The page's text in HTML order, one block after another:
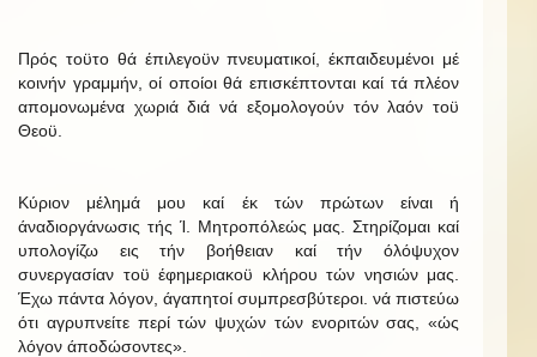
Πρός τοϋτο θά έπιλεγοϋν πνευματικοί, έκπαιδευμένοι μέ
κοινήν γραμμήν, οί οποίοι θά επισκέπτονται καί τά πλέον
απομονωμένα χωριά διά νά εξομολογούν τόν λαόν τοϋ
Θεοϋ.
Κύριον μέλημά μου καί έκ τών πρώτων είναι ή
άναδιοργάνωσις τής Ί. Μητροπόλεώς μας. Στηρίζομαι καί
υπολογίζω εις τήν βοήθειαν καί τήν όλόψυχον
συνεργασίαν τοϋ έφημεριακοϋ κλήρου τών νησιών μας.
Έχω πάντα λόγον, άγαπητοί συμπρεσβύτεροι. νά πιστεύω
ότι αγρυπνείτε περί τών ψυχών τών ενοριτών σας, «ώς
λόγον άποδώσοντες».